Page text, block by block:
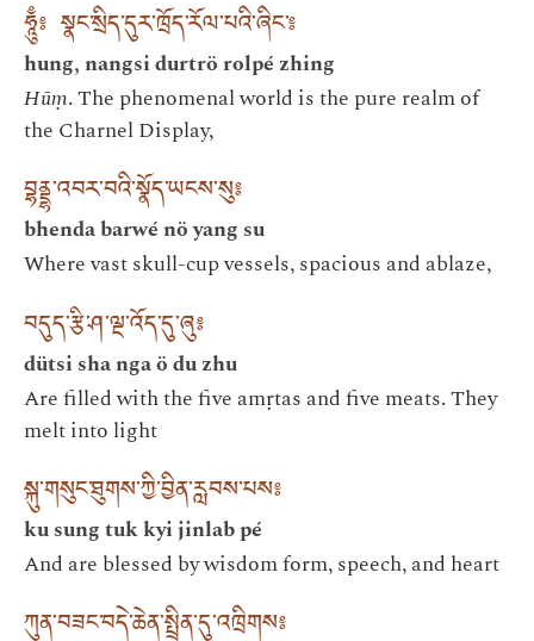
ཧཱུྃ༔ སྣང་སྲིད་དུར་ཁྲོད་རོལ་པའི་ཞིང་༔
hung, nangsi durtrö rolpé zhing
Hūṃ. The phenomenal world is the pure realm of
the Charnel Display,
བྷནྡྷ་འབར་བའི་སྣོད་ཡངས་སུ༔
bhenda barwé nö yang su
Where vast skull-cup vessels, spacious and ablaze,
བདུད་རྩི་ཤ་ལྔ་འོད་དུ་ཞུ༔
dütsi sha nga ö du zhu
Are filled with the five amṛtas and five meats. They
melt into light
སྐུ་གསུང་ཐུགས་ཀྱི་བྱིན་རླབས་པས༔
ku sung tuk kyi jinlab pé
And are blessed by wisdom form, speech, and heart
ཀུན་བཟང་བདེ་ཆེན་སྤྲིན་དུ་འཁྲིགས༔